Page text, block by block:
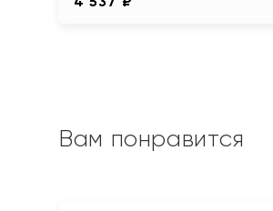
Вам понравится